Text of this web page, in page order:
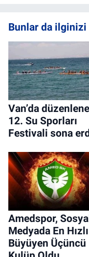
Bunlar da
Van’da
12. Su Sporları
Festivali sona
Amedspor, Sosyal
Medyada En Hızlı
Büyüyen Üçüncü